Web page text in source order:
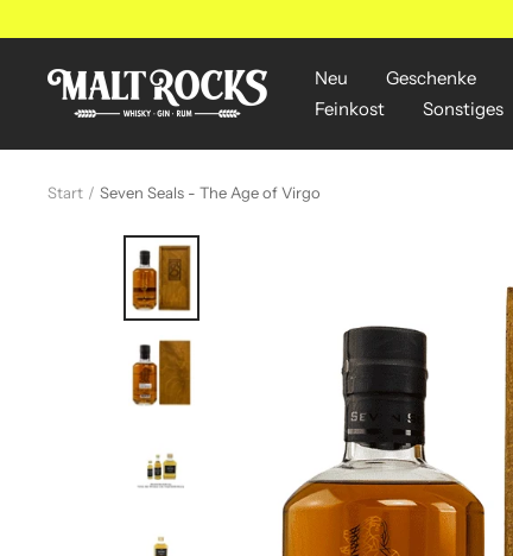
zum
Neu Geschenke
Feinkost
Sonstiges
MALT
ROCKS
Start Seven Seals - The Age of Virgo